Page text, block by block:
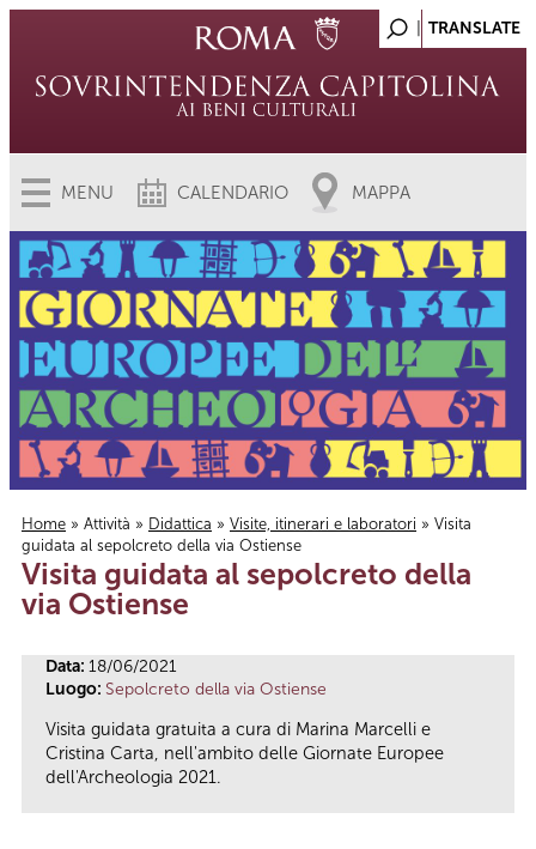
MENU CALENDARIO MAPPA
Tu sei qui
Home » Attività » Didattica » Visite, itinerari e laboratori » Visita
guidata al sepolcreto della via Ostiense
Visita guidata al sepolcreto della
via Ostiense
Data: 18/06/2021
Luogo: Sepolcreto della via Ostiense
Visita guidata gratuita a cura di Marina Marcelli e
Cristina Carta, nell'ambito delle Giornate Europee
dell'Archeologia 2021.